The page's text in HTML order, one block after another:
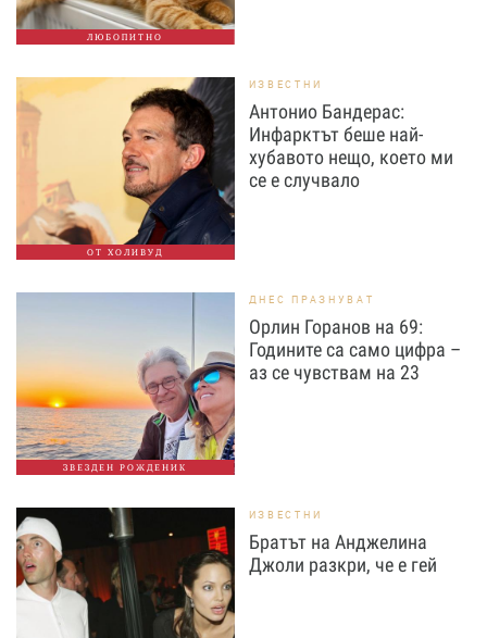
ЛЮБОПИТНО
ОТ ХОЛИВУД
ИЗВЕСТНИ
Антонио Бандерас:
Инфарктът беше най-
хубавото нещо, което ми
се е случвало
ЗВЕЗДЕН РОЖДЕНИК
ДНЕС ПРАЗНУВАТ
Орлин Горанов на 69:
Годините са само цифра –
аз се чувствам на 23
ИЗВЕСТНИ
Братът на Анджелина
Джоли разкри, че е гей